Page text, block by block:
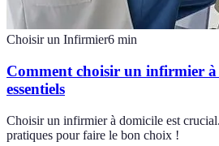
Choisir un Infirmier6 min
Comment choisir un infirmier à
essentiels
Choisir un infirmier à domicile est
pratiques pour faire le bon choix !